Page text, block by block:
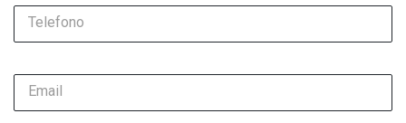
Telefono
Email